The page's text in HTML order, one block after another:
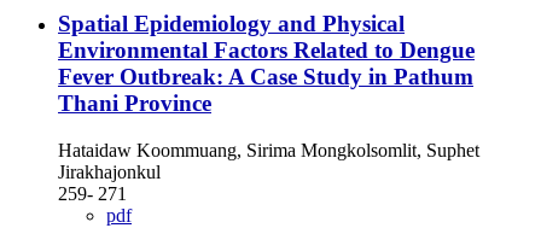
Spatial Epidemiology and Physical
Environmental Factors Related to Dengue
Fever Outbreak: A Case Study in Pathum
Thani Province
Hataidaw Koommuang, Sirima Mongkolsomlit, Suphet
Jirakhajonkul
259- 271
pdf